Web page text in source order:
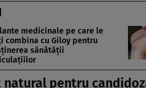
medicinale pe care le
combina cu Giloy pentru
sănătății
natural pentru